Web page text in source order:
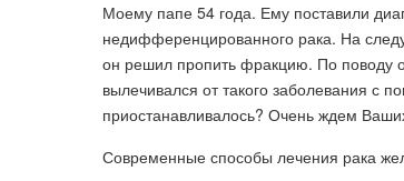
Моему папе 54 года. Ему поставили
недифференцированного рака. На
он решил пропить фракцию. По поводу
вылечивался от такого заболевания с
приостанавливалось? Очень ждем
Современные способы лечения рака